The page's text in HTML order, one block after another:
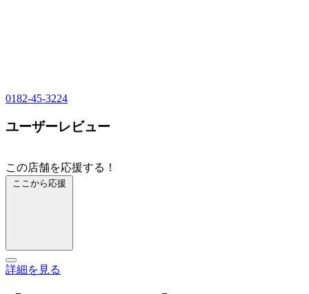
0182-45-3224
ユーザーレビュー
この店舗を応援する！
ここから応援
詳細を見る